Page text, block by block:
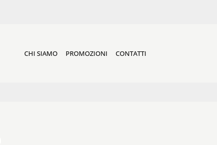
CHI SIAMO PROMOZIONI CONTATTI